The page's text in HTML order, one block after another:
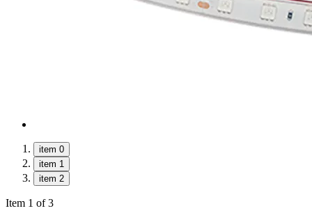
item 0
item 1
item 2
Item 1 of 3